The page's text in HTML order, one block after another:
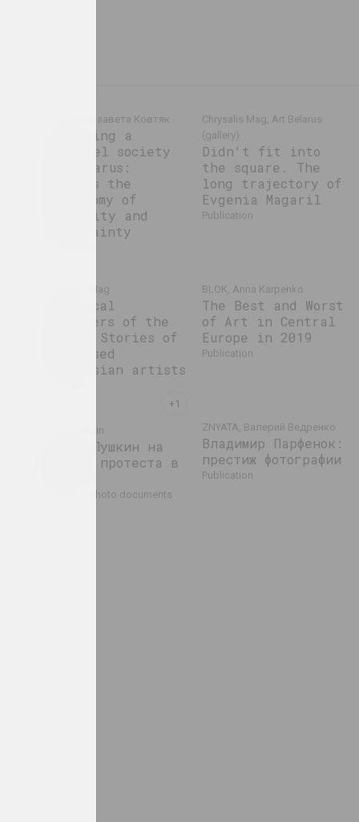
Status, Елизавета Ковтяк
Designing a
parallel society
in Belarus:
towards the
dichotomy of
stability and
uncertainty
Chrysalis Mag, Art Belarus
(gallery)
Didn't fit into
the square. The
long trajectory of
Evgenia Magaril
publication
Chrysalis Mag
Political
prisoners of the
1930s. Stories of
repressed
Belarusian artists
BLOK, Anna Karpenko
The Best and Worst
of Art in Central
Europe in 2019
publication
Ales Pushkin
Алесь Пушкин на
акциях протеста в
series of photo documents
ZNYATA, Валерий Ведренко
Владимир Парфенок:
престиж фотографии
publication